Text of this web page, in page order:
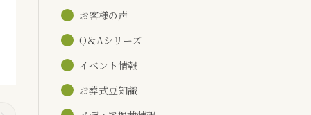
お客様の声
Q＆Aシリーズ
イベント情報
お葬式豆知識